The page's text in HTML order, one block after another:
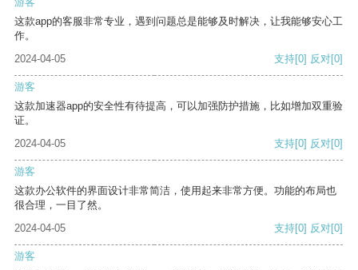
这款app的客服非常专业，遇到问题总是能够及时解决，让我能够安心工
作。
2024-04-05
支持[0] 反对[0]
游客
这款加速器app的安全性有待提高，可以加强防护措施，比如增加双重验
证。
2024-04-05
支持[0] 反对[0]
游客
这款办公软件的界面设计非常简洁，使用起来非常方便。功能的布局也
很合理，一目了然。
2024-04-05
支持[0] 反对[0]
游客